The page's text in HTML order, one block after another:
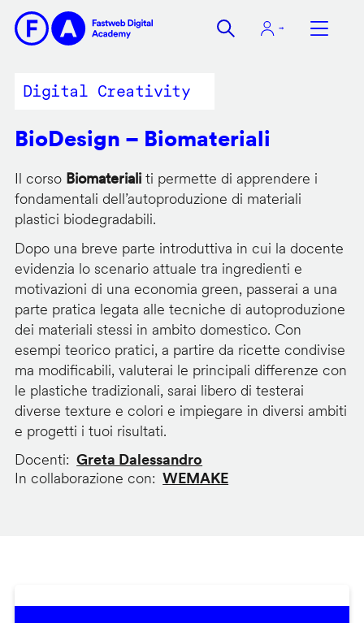
contenuto
Digital Creativity
BioDesign – Biomateriali
Il corso Biomaterialiti permette di apprendere i
fondamentali dell’autoproduzione di materiali
plastici biodegradabili.
Dopo una breve parte introduttiva in cui la docente
evidenzia lo scenario attuale tra ingredienti e
motivazioni di una economia green, passerai a una
parte pratica legata alle tecniche di autoproduzione
dei materiali stessi in ambito domestico. Con
esempi teorico pratici, a partire da ricette condivise
ma modificabili, valuterai le principali differenze con
le plastiche tradizionali, sarai libero di testerai
diverse texture e colori e impiegare in diversi ambiti
e progetti i tuoi risultati.
Docenti
Greta Dalessandro
In collaborazione con
WEMAKE